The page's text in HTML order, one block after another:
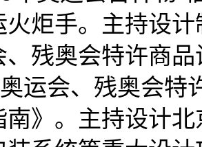
炬手。主持设
、残奥会特许商
运会、残奥会特
》。主持设计